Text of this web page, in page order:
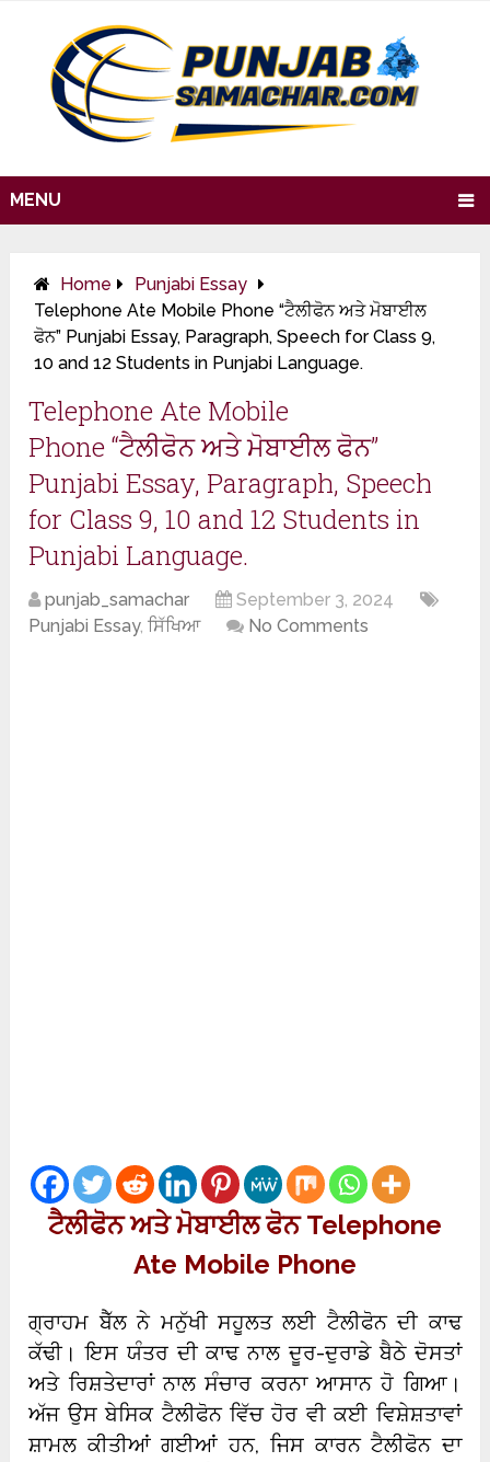
MENU
Home
Punjabi Essay
Telephone Ate Mobile Phone “ਟੈਲੀਫੋਨ ਅਤੇ ਮੋਬਾਈਲ
ਫੋਨ” Punjabi Essay, Paragraph, Speech for Class 9,
10 and 12 Students in Punjabi Language.
Telephone Ate Mobile
Phone “ਟੈਲੀਫੋਨ ਅਤੇ ਮੋਬਾਈਲ ਫੋਨ”
Punjabi Essay, Paragraph, Speech
for Class 9, 10 and 12 Students in
Punjabi Language.
punjab_samachar
September 3, 2024
Punjabi Essay,ਸਿੱਖਿਆ No Comments
ਟੈਲੀਫੋਨ ਅਤੇ ਮੋਬਾਈਲ ਫੋਨ Telephone
Ate Mobile Phone
ਗ੍ਰਾਹਮ ਬੈੱਲ ਨੇ ਮਨੁੱਖੀ ਸਹੂਲਤ ਲਈ ਟੈਲੀਫੋਨ ਦੀ ਕਾਢ
ਕੱਢੀ। ਇਸ ਯੰਤਰ ਦੀ ਕਾਢ ਨਾਲ ਦੂਰ-ਦੁਰਾਡੇ ਬੈਠੇ ਦੋਸਤਾਂ
ਅਤੇ ਰਿਸ਼ਤੇਦਾਰਾਂ ਨਾਲ ਸੰਚਾਰ ਕਰਨਾ ਆਸਾਨ ਹੋ ਗਿਆ।
ਅੱਜ ਉਸ ਬੇਸਿਕ ਟੈਲੀਫੋਨ ਵਿੱਚ ਹੋਰ ਵੀ ਕਈ ਵਿਸ਼ੇਸ਼ਤਾਵਾਂ
ਸ਼ਾਮਲ ਕੀਤੀਆਂ ਗਈਆਂ ਹਨ, ਜਿਸ ਕਾਰਨ ਟੈਲੀਫੋਨ ਦਾ